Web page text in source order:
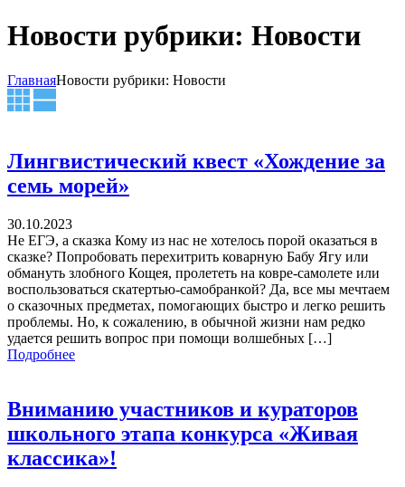
Новости рубрики: Новости
ГлавнаяНовости рубрики: Новости
Лингвистический квест «Хождение за
семь морей»
30.10.2023
Не ЕГЭ, а сказка Кому из нас не хотелось порой оказаться в
сказке? Попробовать перехитрить коварную Бабу Ягу или
обмануть злобного Кощея, пролететь на ковре-самолете или
воспользоваться скатертью-самобранкой? Да, все мы мечтаем
о сказочных предметах, помогающих быстро и легко решить
проблемы. Но, к сожалению, в обычной жизни нам редко
удается решить вопрос при помощи волшебных […]
Подробнее
Вниманию участников и кураторов
школьного этапа конкурса «Живая
классика»!